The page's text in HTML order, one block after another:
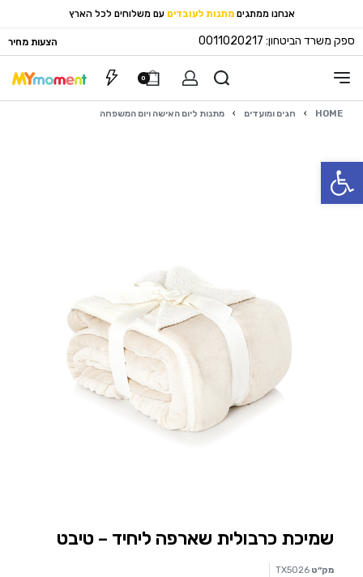
פתח סרגל נגישות
אנחנו ממתגים מתנות לעובדים עם משלוחים לכל הארץ
ספק משרד הביטחון: 0011020217 הצעות מחיר
0
HOME
› חגים ומועדים › מתנות ליום האישה ויום המשפחה
שמיכת כרבולית שארפה ליחיד – טיבט
מק״ט TX5026